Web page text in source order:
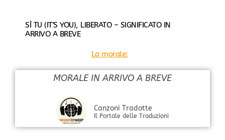
SÌ TU (IT’S YOU), LIBERATO – SIGNIFICATO IN
ARRIVO A BREVE
La morale:
MORALE IN ARRIVO A BREVE
Canzoni Tradotte
Il Portale delle Traduzioni